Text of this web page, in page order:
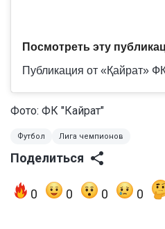
Посмотреть эту
Фото: ФК "Кайрат"
Футбол Лига чемпионов
Поделиться
0 0 0 0